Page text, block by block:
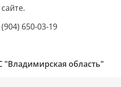
650-03-19
"Владимирская область"